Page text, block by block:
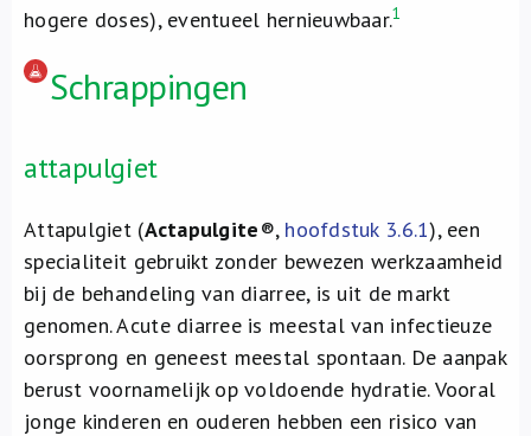
hogere doses), eventueel hernieuwbaar.1
Schrappingen
attapulgiet
Attapulgiet (Actapulgite®, hoofdstuk 3.6.1), een
specialiteit gebruikt zonder bewezen werkzaamheid
bij de behandeling van diarree, is uit de markt
genomen. Acute diarree is meestal van infectieuze
oorsprong en geneest meestal spontaan. De aanpak
berust voornamelijk op voldoende hydratie. Vooral
jonge kinderen en ouderen hebben een risico van